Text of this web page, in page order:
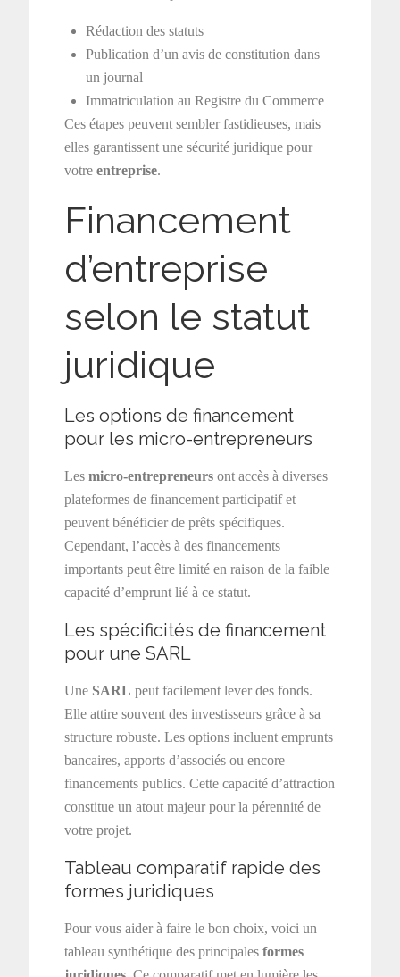
Rédaction des statuts
Publication d’un avis de constitution dans
un journal
Immatriculation au Registre du Commerce
Ces étapes peuvent sembler fastidieuses, mais
elles garantissent une sécurité juridique pour
votreentreprise.
Financement
d’entreprise
selon le statut
juridique
Les options de financement
pour les micro-entrepreneurs
Lesmicro-entrepreneurs ont accès à diverses
plateformes de financement participatif et
peuvent bénéficier de prêts spécifiques.
Cependant, l’accès à des financements
importants peut être limité en raison de la faible
capacité d’emprunt lié à ce statut.
Les spécificités de financement
pour une SARL
Une SARL peut facilement lever des fonds.
Elle attire souvent des investisseurs grâce à sa
structure robuste. Les options incluent emprunts
bancaires, apports d’associés ou encore
financements publics. Cette capacité d’attraction
constitue un atout majeur pour la pérennité de
votre projet.
Tableau comparatif rapide des
formes juridiques
Pour vous aider à faire le bon choix, voici un
tableau synthétique des principalesformes